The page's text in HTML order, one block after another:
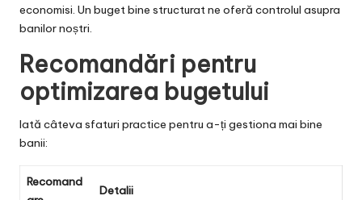
economisi. Un buget bine structurat ne oferă controlul asupra
banilor noștri.
Recomandări pentru
optimizarea bugetului
Iată câteva sfaturi practice pentru a-ți gestiona mai bine
banii:
Recomand
Detalii